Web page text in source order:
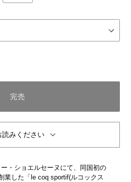
状
完売
読みください
・ショエルセーヌにて、同国初の
業した「le coq sportif(ルコックス